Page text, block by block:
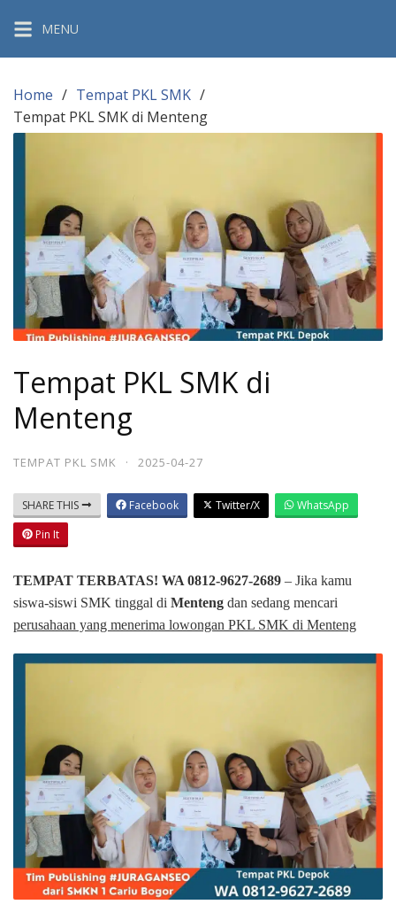
content
MENU
Home
Tempat PKL SMK
Tempat PKL SMK di Menteng
Tempat PKL SMK di
Menteng
TEMPAT PKL SMK · 2025-04-27
SHARE THIS Facebook Twitter/X
WhatsApp
Pin It
TEMPAT TERBATAS! WA 0812-9627-2689 – Jika kamu
siswa-siswi SMK tinggal di Menteng dan sedang mencari
perusahaan yang menerima lowongan PKL SMK di Menteng